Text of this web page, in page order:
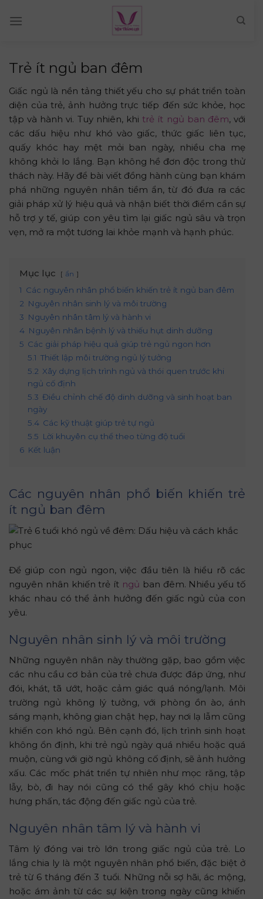
Trẻ ít ngủ ban đêm
Giấc ngủ là nền tảng thiết yếu cho sự phát triển toàn
diện của trẻ, ảnh hưởng trực tiếp đến sức khỏe, học
tập và hành vi. Tuy nhiên, khitrẻ ít ngủ ban đêm, với
các dấu hiệu như khó vào giấc, thức giấc liên tục,
quấy khóc hay mệt mỏi ban ngày, nhiều cha mẹ
không khỏi lo lắng. Bạn không hề đơn độc trong thử
thách này. Hãy để bài viết đồng hành cùng bạn khám
phá những nguyên nhân tiềm ẩn, từ đó đưa ra các
giải pháp xử lý hiệu quả và nhận biết thời điểm cần sự
hỗ trợ y tế, giúp con yêu tìm lại giấc ngủ sâu và trọn
vẹn, mở ra một tương lai khỏe mạnh và hạnh phúc.
Mục lục ẩn
1 Các nguyên nhân phổ biến khiến trẻ ít ngủ ban đêm
2 Nguyên nhân sinh lý và môi trường
3 Nguyên nhân tâm lý và hành vi
4 Nguyên nhân bệnh lý và thiếu hụt dinh dưỡng
5 Các giải pháp hiệu quả giúp trẻ ngủ ngon hơn
5.1 Thiết lập môi trường ngủ lý tưởng
5.2 Xây dựng lịch trình ngủ và thói quen trước khi
ngủ cố định
5.3 Điều chỉnh chế độ dinh dưỡng và sinh hoạt ban
ngày
5.4 Các kỹ thuật giúp trẻ tự ngủ
5.5 Lời khuyên cụ thể theo từng độ tuổi
6 Kết luận
Các nguyên nhân phổ biến khiến trẻ
ít ngủ ban đêm
Để giúp con ngủ ngon, việc đầu tiên là hiểu rõ các
nguyên nhân khiến trẻ ít ngủ ban đêm. Nhiều yếu tố
khác nhau có thể ảnh hưởng đến giấc ngủ của con
yêu.
Nguyên nhân sinh lý và môi trường
Những nguyên nhân này thường gặp, bao gồm việc
các nhu cầu cơ bản của trẻ chưa được đáp ứng, như
đói, khát, tã ướt, hoặc cảm giác quá nóng/lạnh. Môi
trường ngủ không lý tưởng, với phòng ồn ào, ánh
sáng mạnh, không gian chật hẹp, hay nơi lạ lẫm cũng
khiến con khó ngủ. Bên cạnh đó, lịch trình sinh hoạt
không ổn định, khi trẻ ngủ ngày quá nhiều hoặc quá
muộn, cùng với giờ ngủ không cố định, sẽ ảnh hưởng
xấu. Các mốc phát triển tự nhiên như mọc răng, tập
lẫy, bò, đi hay nói cũng có thể gây khó chịu hoặc
hưng phấn, tác động đến giấc ngủ của trẻ.
Nguyên nhân tâm lý và hành vi
Tâm lý đóng vai trò lớn trong giấc ngủ của trẻ. Lo
lắng chia ly là một nguyên nhân phổ biến, đặc biệt ở
trẻ từ 6 tháng đến 3 tuổi. Những nỗi sợ hãi, ác mộng,
hoặc ám ảnh từ các sự kiện trong ngày cũng khiến